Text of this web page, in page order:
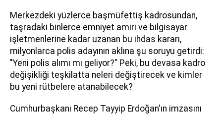
Merkezdeki yüzlerce başmüfettiş kadrosundan,
taşradaki binlerce emniyet amiri ve bilgisayar
işletmenlerine kadar uzanan bu ihdas kararı,
milyonlarca polis adayının aklına şu soruyu getirdi:
"Yeni polis alımı mı geliyor?" Peki, bu devasa kadro
değişikliği teşkilatta neleri değiştirecek ve kimler
bu yeni rütbelere atanabilecek?
Cumhurbaşkanı Recep Tayyip Erdoğan'ın imzasını